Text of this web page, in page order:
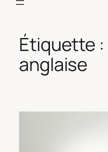
Étiquette :
anglaise